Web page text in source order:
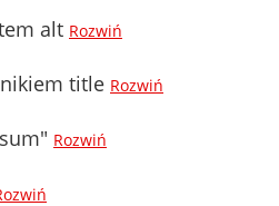
alt Rozwiń
title Rozwiń
Rozwiń